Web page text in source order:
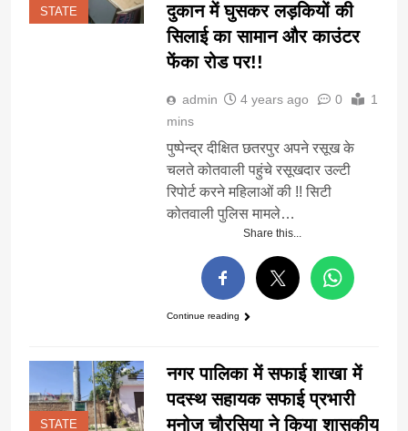
STATE
दुकान में घुसकर लड़कियों की
सिलाई का सामान और काउंटर
फेंका रोड पर!!
admin 4 years ago 0
1
mins
पुष्पेन्द्र दीक्षित छतरपुर अपने रसूख के
चलते कोतवाली पहुंचे रसूखदार उल्टी
रिपोर्ट करने महिलाओं की !! सिटी
कोतवाली पुलिस मामले…
Share this...
Continue reading
STATE
नगर पालिका में सफाई शाखा में
पदस्थ सहायक सफाई प्रभारी
मनोज चौरसिया ने किया शासकीय